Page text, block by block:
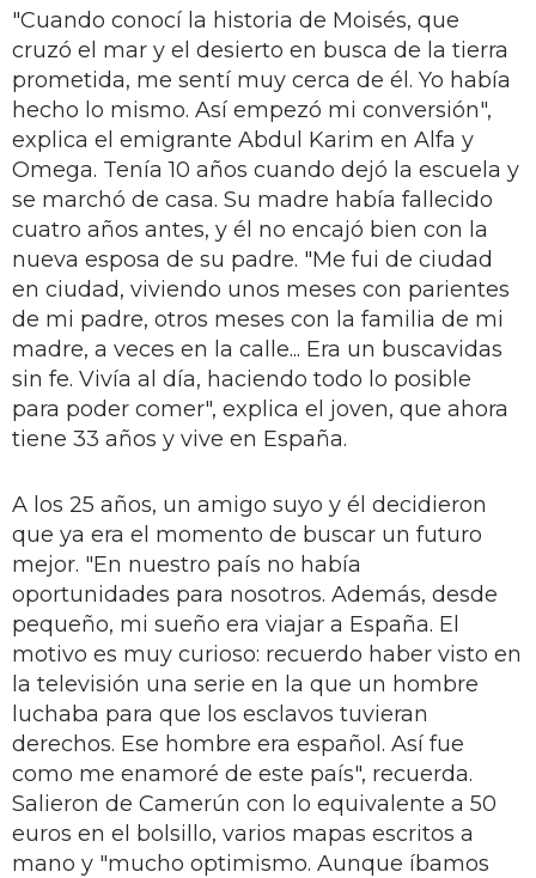
"Cuando conocí la historia de Moisés, que
cruzó el mar y el desierto en busca de la tierra
prometida, me sentí muy cerca de él. Yo había
hecho lo mismo. Así empezó mi conversión",
explica el emigrante Abdul Karim en Alfa y
Omega. Tenía 10 años cuan­do dejó la escuela y
se marchó de casa. Su madre había falle­cido
cuatro años antes, y él no encajó bien con la
nueva esposa de su padre. "Me fui de ciudad
en ciudad, vivien­do unos meses con parientes
de mi padre, otros meses con la familia de mi
madre, a veces en la calle... Era un buscavidas
sin fe. Vivía al día, hacien­do todo lo posible
para poder comer", explica el joven, que ahora
tiene 33 años y vive en España.
A los 25 años, un amigo suyo y él decidieron
que ya era el momento de buscar un futuro
mejor. "En nuestro país no había
oportunidades para no­sotros. Además, desde
pequeño, mi sueño era viajar a España. El
motivo es muy curioso: recuerdo haber visto en
la televisión una serie en la que un hombre
luchaba para que los esclavos tuvieran
derechos. Ese hombre era español. Así fue
como me enamoré de este país", recuerda.
Salieron de Ca­merún con lo equivalente a 50
euros en el bolsillo, varios mapas escritos a
mano y "mucho optimismo. Aunque íbamos